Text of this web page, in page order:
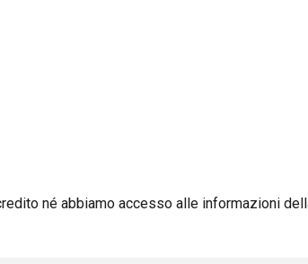
né abbiamo accesso alle informazioni